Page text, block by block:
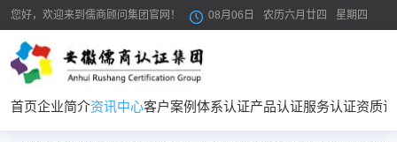
您好，欢迎来到儒商顾问集团官网！ 08月06日 农历六月廿四 星期四
首页企业简介资讯中心客户案例体系认证产品认证服务认证资质